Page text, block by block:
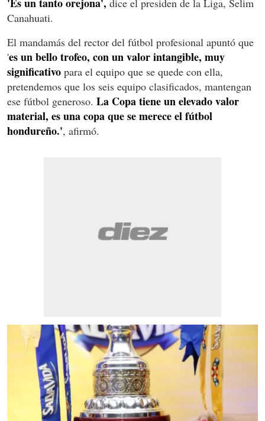
dice el presiden de la Liga, Selim
Canahuati.
El mandamás del rector del fútbol profesional apuntó que
'es un bello trofeo, con un valor intangible, muy
significativo para el equipo que se quede con ella,
pretendemos que los seis equipo clasificados, mantengan
ese fútbol generoso. La Copa tiene un elevado valor
material, es una copa que se merece el fútbol
hondureño.', afirmó.